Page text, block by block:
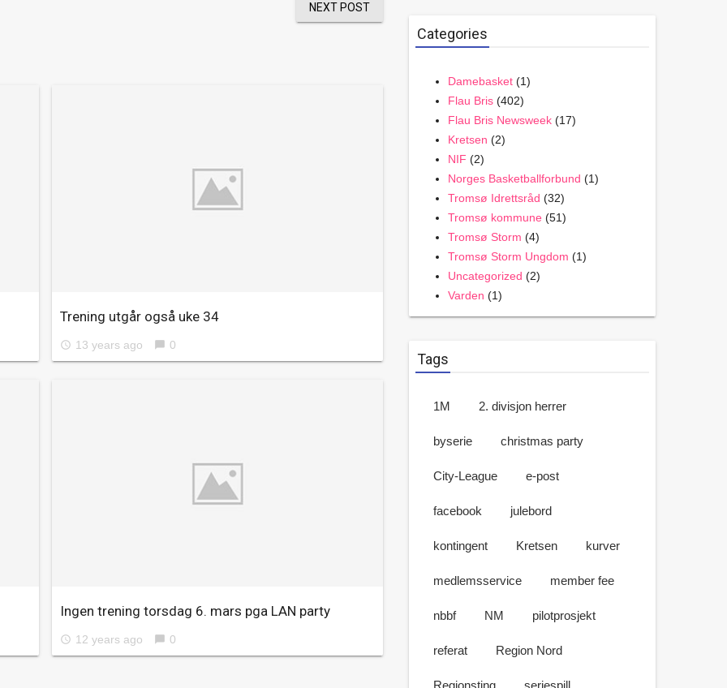
NEXT POST
Trening utgår også uke 34
access_time 13 years ago chat_bubble 0
Ingen trening torsdag 6. mars pga LAN party
access_time 12 years ago chat_bubble 0
Categories
Damebasket (1)
Flau Bris (402)
Flau Bris Newsweek (17)
Kretsen (2)
NIF (2)
Norges Basketballforbund (1)
Tromsø Idrettsråd (32)
Tromsø kommune (51)
Tromsø Storm (4)
Tromsø Storm Ungdom (1)
Uncategorized (2)
Varden (1)
Tags
1M 2. divisjon herrer
byserie christmas party
City-League e-post
facebook julebord
kontingent Kretsen kurver
medlemsservice member fee
nbbf NM pilotprosjekt
referat Region Nord
Regionsting seriespill